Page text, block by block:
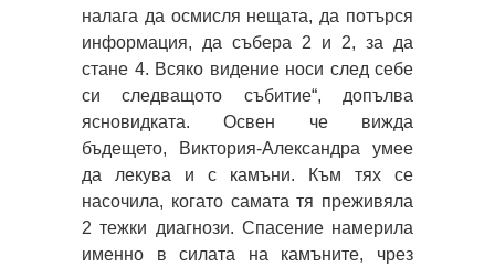
налага да осмисля нещата, да потърся
информация, да събера 2 и 2, за да
стане 4. Всяко видение носи след себе
си следващото събитие“, допълва
ясновидката. Освен че вижда
бъдещето, Виктория-Александра умее
да лекува и с камъни. Към тях се
насочила, когато самата тя преживяла
2 тежки диагнози. Спасение намерила
именно в силата на камъните, чрез